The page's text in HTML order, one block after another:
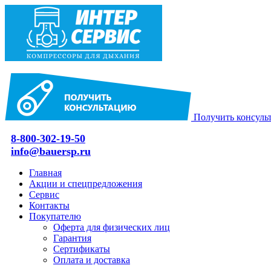
Получить
8-800-302-19-50
info@bauersp.ru
Главная
Акции и спецпредложения
Сервис
Контакты
Покупателю
Оферта для физических лиц
Гарантия
Сертификаты
Оплата и доставка